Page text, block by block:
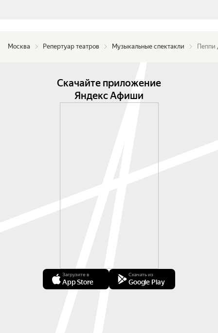
Москва Репертуар театров Музыкальные спектакли Пеппи
Скачайте приложение
Яндекс Афиши
Загрузите в
App Store
Скачать из
Google Play